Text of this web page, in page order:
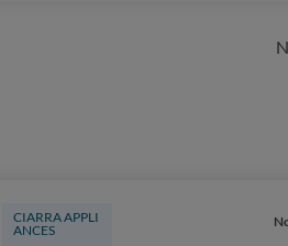
CIARRA APPLI
ANCES